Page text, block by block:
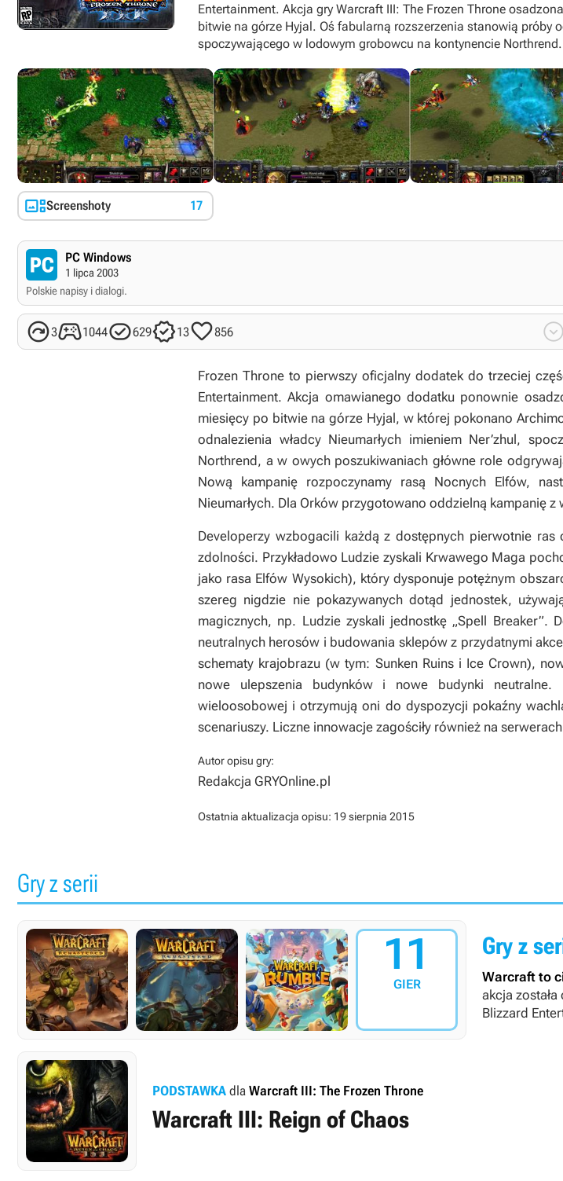
Entertainment. Akcja gry Warcraft III: The Frozen Throne
bitwie na górze Hyjal. Oś fabularną rozszerzenia stanowią próby
spoczywającego w lodowym grobowcu na kontynencie Northrend.
Screenshoty 17
PC Windows
1 lipca 2003
Polskie napisy i dialogi.
3104462913856 
Frozen Throne to pierwszy oficjalny dodatek do trzeciej
Entertainment. Akcja omawianego dodatku ponownie
miesięcy po bitwie na górze Hyjal, w której pokonano
odnalezienia władcy Nieumarłych imieniem Ner’zhul,
Northrend, a w owych poszukiwaniach główne role
Nową kampanię rozpoczynamy rasą Nocnych Elfów,
Nieumarłych. Dla Orków przygotowano oddzielną kampanię z
Developerzy wzbogacili każdą z dostępnych pierwotnie
zdolności. Przykładowo Ludzie zyskali Krwawego Maga
jako rasa Elfów Wysokich), który dysponuje potężnym
szereg nigdzie nie pokazywanych dotąd jednostek,
magicznych, np. Ludzie zyskali jednostkę „Spell
neutralnych herosów i budowania sklepów z przydatnymi
schematy krajobrazu (w tym: Sunken Ruins i Ice Crown),
nowe ulepszenia budynków i nowe budynki
wieloosobowej i otrzymują oni do dyspozycji pokaźny
scenariuszy. Liczne innowacje zagościły również na
Autor opisu gry:
Redakcja GRYOnline.pl
Ostatnia aktualizacja opisu: 19 sierpnia 2015
Gry z serii
11
GIER
Gry z
Warcraft to
akcja
Blizzard
PODSTAWKA dla Warcraft III: The Frozen Throne
Warcraft III: Reign of Chaos